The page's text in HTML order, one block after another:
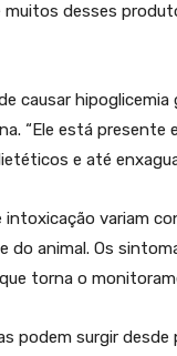
muitos desses
causar
“Ele está
e até
intoxicação variam
do animal. Os
torna o
podem surgir